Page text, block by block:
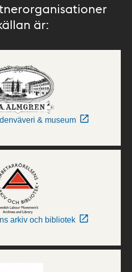
är:
& museum
arkiv och bibliotek